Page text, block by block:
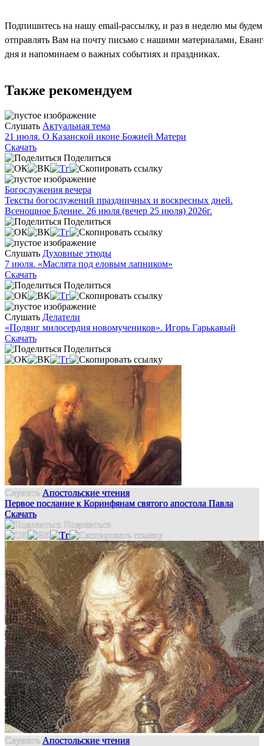
Подпишитесь на нашу email-рассылку, и раз в неделю мы будем
отправлять Вам на почту письмо с нашими материалами,
дня и напоминаем о важных событиях и праздниках.
Также рекомендуем
Слушать Актуальная тема
21 июля. О Казанской иконе Божией Матери
Скачать
Поделиться
Богослужения вечера
Тексты богослужений праздничных и воскресных дней.
Всенощное Бдение. 26 июля (вечер 25 июля) 2026г.
Поделиться
Слушать Духовные этюды
7 июля. «Маслята под еловым лапником»
Скачать
Поделиться
Слушать Делатели
«Подвиг милосердия новомучеников». Игорь Гарькавый
Скачать
Поделиться
Слушать Апостольские чтения
Первое послание к Коринфянам святого апостола Павла
Скачать
Поделиться
Слушать Апостольские чтения